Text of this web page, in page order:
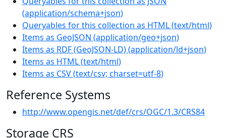
(application/schema+json)
Queryables for this collection as HTML(text/html)
Items as GeoJSON (application/geo+json)
Items as RDF (GeoJSON-LD)(application/ld+json)
Items as HTML(text/html)
Items as CSV(text/csv; charset=utf-8)
Reference Systems
http://www.opengis.net/def/crs/OGC/1.3/CRS84
Storage CRS